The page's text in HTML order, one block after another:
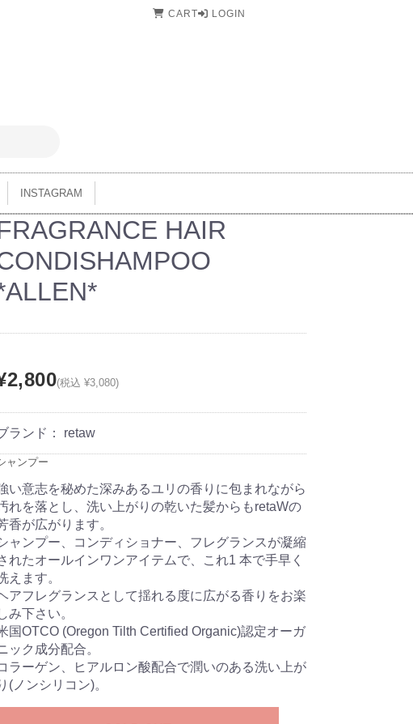
CART LOGIN
INSTAGRAM
HAIR
(税込 ¥3,080)
ランド： retaw
ャンプー
い意志を秘めた深みあるユリの香りに包まれながら
れを落とし、洗い上がりの乾いた髪からもretaWの
香が広がります。
ャンプー、コンディショナー、フレグランスが凝縮
れたオールインワンアイテムで、これ1 本で手早く
えます。
アフレグランスとして揺れる度に広がる香りをお楽
み下さい。
国OTCO (Oregon Tilth Certified Organic)認定オーガ
ック成分配合。
ラーゲン、ヒアルロン酸配合で潤いのある洗い上が
(ノンシリコン)。